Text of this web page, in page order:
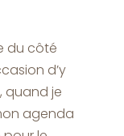
du côté
d’y
quand je
agenda